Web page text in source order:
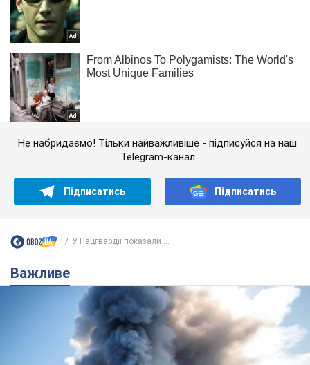
Не набридаємо! Тільки найважливіше - підписуйся на наш
Telegram-канал
Підписатись Підписатись
У Нацгвардії показали ...
Важливе